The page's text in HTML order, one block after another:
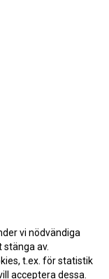
vi nödvändiga
av.
t.ex. för statistik
acceptera dessa.